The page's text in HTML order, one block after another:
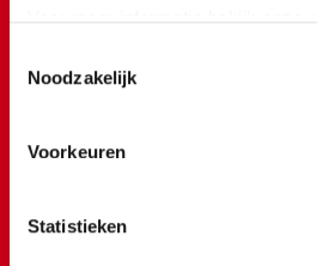
We werken samen met
Noodzakelijk
Voorkeuren
Statistieken